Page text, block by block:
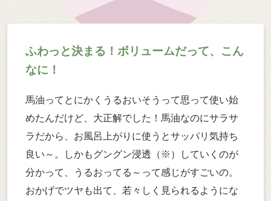
ふわっと決まる！ボリュームだって、こん
なに！
馬油ってとにかくうるおいそうって思って使い始
めたんだけど、大正解でした！馬油なのにサラサ
ラだから、お風呂上がりに使うとサッパリ気持ち
良い～。しかもグングン浸透（※）していくのが
分かって、うるおってる～って感じがすごいの。
おかげでツヤも出て、若々しく見られるようにな